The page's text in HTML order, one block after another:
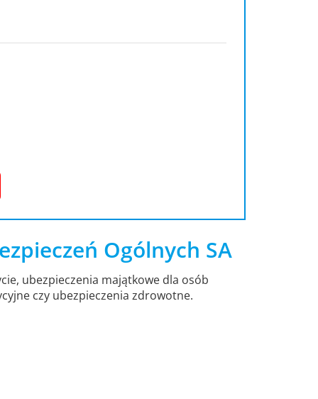
Ogólnych SA
ubezpieczenia majątkowe dla osób
czy ubezpieczenia zdrowotne.